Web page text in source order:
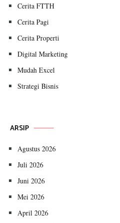
Cerita FTTH
Cerita Pagi
Cerita Properti
Digital Marketing
Mudah Excel
Strategi Bisnis
ARSIP
Agustus 2026
Juli 2026
Juni 2026
Mei 2026
April 2026